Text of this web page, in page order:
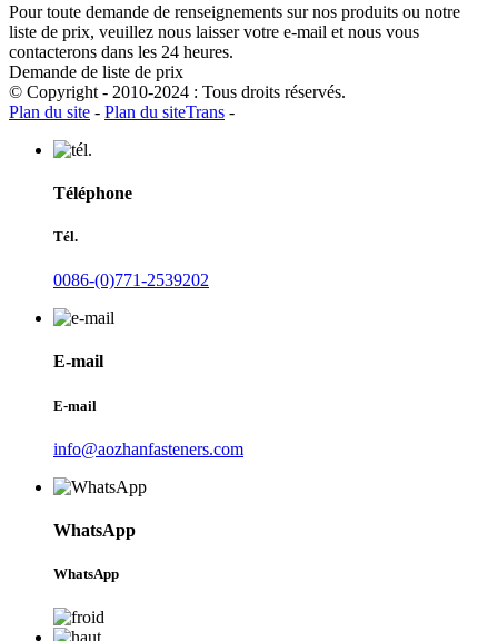
Pour toute demande de renseignements sur nos produits ou notre
liste de prix, veuillez nous laisser votre e-mail et nous vous
contacterons dans les 24 heures.
Demande de liste de prix
© Copyright - 2010-2024 : Tous droits réservés.
Plan du site - Plan du siteTrans -
Téléphone
Tél.
0086-(0)771-2539202
E-mail
E-mail
info@aozhanfasteners.com
WhatsApp
WhatsApp